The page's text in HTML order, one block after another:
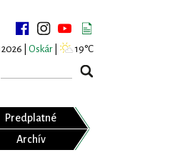
| Oskár 19°C
Predplatné
Archív